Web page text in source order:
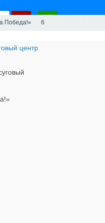
Победа!» 6